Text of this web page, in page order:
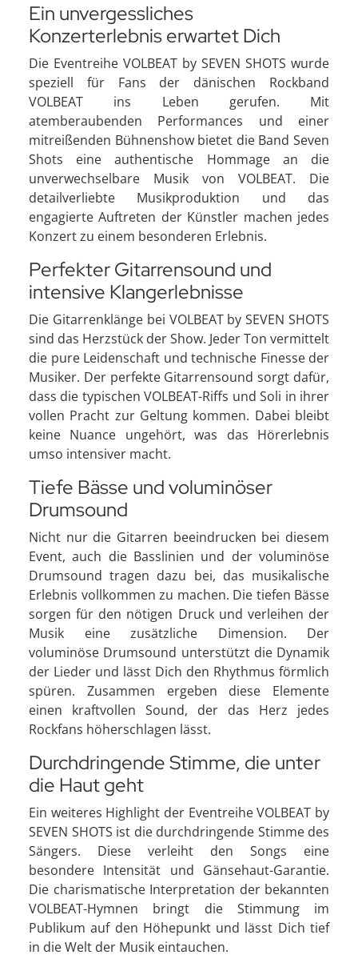
Ein unvergessliches
Konzerterlebnis erwartet Dich
Die Eventreihe VOLBEAT by SEVEN SHOTS wurde
speziell für Fans der dänischen Rockband
VOLBEAT ins Leben gerufen. Mit
atemberaubenden Performances und einer
mitreißenden Bühnenshow bietet die Band Seven
Shots eine authentische Hommage an die
unverwechselbare Musik von VOLBEAT. Die
detailverliebte Musikproduktion und das
engagierte Auftreten der Künstler machen jedes
Konzert zu einem besonderen Erlebnis.
Perfekter Gitarrensound und
intensive Klangerlebnisse
Die Gitarrenklänge bei VOLBEAT by SEVEN SHOTS
sind das Herzstück der Show. Jeder Ton vermittelt
die pure Leidenschaft und technische Finesse der
Musiker. Der perfekte Gitarrensound sorgt dafür,
dass die typischen VOLBEAT-Riffs und Soli in ihrer
vollen Pracht zur Geltung kommen. Dabei bleibt
keine Nuance ungehört, was das Hörerlebnis
umso intensiver macht.
Tiefe Bässe und voluminöser
Drumsound
Nicht nur die Gitarren beeindrucken bei diesem
Event, auch die Basslinien und der voluminöse
Drumsound tragen dazu bei, das musikalische
Erlebnis vollkommen zu machen. Die tiefen Bässe
sorgen für den nötigen Druck und verleihen der
Musik eine zusätzliche Dimension. Der
voluminöse Drumsound unterstützt die Dynamik
der Lieder und lässt Dich den Rhythmus förmlich
spüren. Zusammen ergeben diese Elemente
einen kraftvollen Sound, der das Herz jedes
Rockfans höherschlagen lässt.
Durchdringende Stimme, die unter
die Haut geht
Ein weiteres Highlight der Eventreihe VOLBEAT by
SEVEN SHOTS ist die durchdringende Stimme des
Sängers. Diese verleiht den Songs eine
besondere Intensität und Gänsehaut-Garantie.
Die charismatische Interpretation der bekannten
VOLBEAT-Hymnen bringt die Stimmung im
Publikum auf den Höhepunkt und lässt Dich tief
in die Welt der Musik eintauchen.